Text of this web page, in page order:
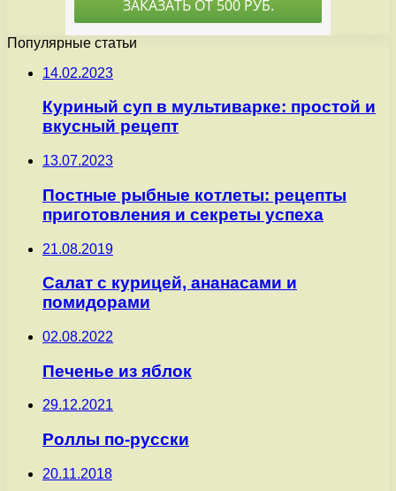
Популярные статьи
14.02.2023
Куриный суп в мультиварке: простой и
вкусный рецепт
13.07.2023
Постные рыбные котлеты: рецепты
приготовления и секреты успеха
21.08.2019
Салат с курицей, ананасами и
помидорами
02.08.2022
Печенье из яблок
29.12.2021
Роллы по-русски
20.11.2018